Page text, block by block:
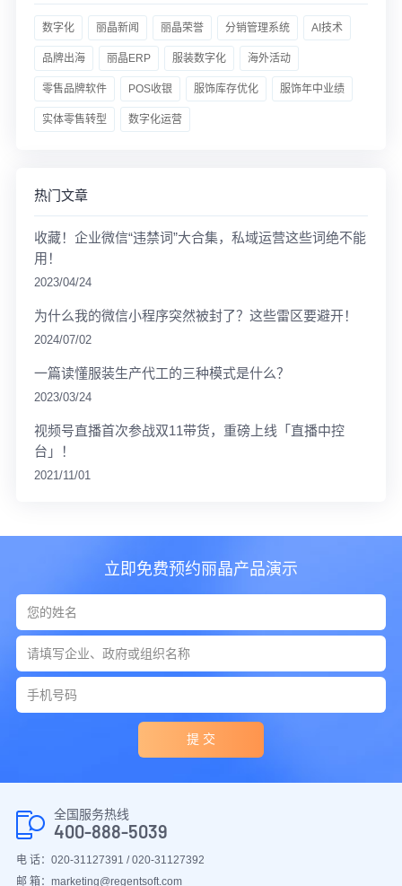
数字化 丽晶新闻 丽晶荣誉 分销管理系统 AI技术
品牌出海 丽晶ERP 服装数字化 海外活动
零售品牌软件 POS收银 服饰库存优化 服饰年中业绩
实体零售转型 数字化运营
热门文章
收藏！企业微信“违禁词”大合集，私域运营这些词绝不能
用！
2023/04/24
为什么我的微信小程序突然被封了？这些雷区要避开！
2024/07/02
一篇读懂服装生产代工的三种模式是什么？
2023/03/24
视频号直播首次参战双11带货，重磅上线「直播中控
台」！
2021/11/01
立即免费预约丽晶产品演示
提 交
全国服务热线
400-888-5039
电 话：020-31127391 / 020-31127392
邮 箱：marketing@regentsoft.com